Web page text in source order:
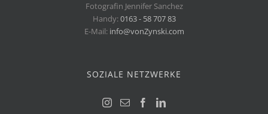
Fotografin Jennifer Sanchez
Handy:0163 - 58 707 83
E-Mail: info@vonZynski.com
SOZIALE NETZWERKE